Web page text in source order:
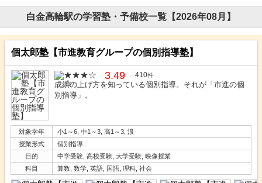
白金高輪駅の学習塾・予備校一覧【2026年08月】
個太郎塾【市進教育グループの個別指導塾】
3.49 410件
成績の上げ方を知っている個別指導。それが「市進の個
別指導」。
対象学年
小1～6, 中1～3, 高1～3, 浪
授業形式
個別指導
目的
中学受験, 高校受験, 大学受験, 映像授業
科目
算数, 数学, 英語, 国語, 理科, 社会